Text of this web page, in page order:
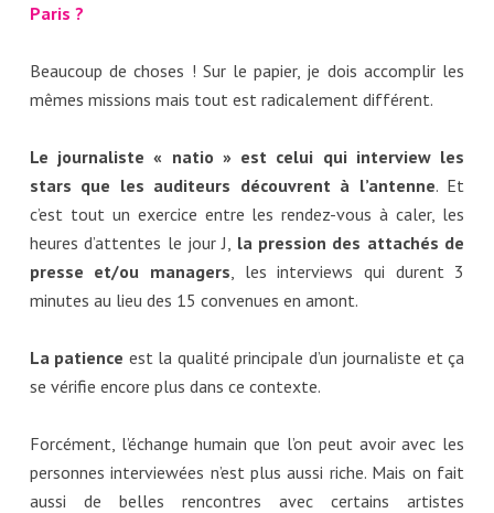
Paris ?
Beaucoup de choses ! Sur le papier, je dois accomplir les
mêmes missions mais tout est radicalement différent.
Le journaliste « natio » est celui qui interview les
stars que les auditeurs découvrent à l’antenne. Et
c’est tout un exercice entre les rendez-vous à caler, les
heures d’attentes le jour J, la pression des attachés de
presse et/ou managers , les interviews qui durent 3
minutes au lieu des 15 convenues en amont.
La patience est la qualité principale d’un journaliste et ça
se vérifie encore plus dans ce contexte.
Forcément, l’échange humain que l’on peut avoir avec les
personnes interviewées n’est plus aussi riche. Mais on fait
aussi de belles rencontres avec certains artistes